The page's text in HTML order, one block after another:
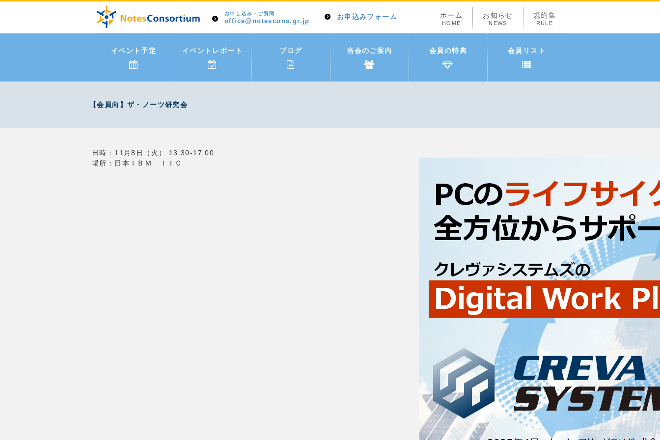
お申し込み・ご質問
office@notescons.gr.jp
お申込みフォーム ホーム
HOME
お知らせ
NEWS
規約集
RULE
イベント予定 イベントレポート ブログ 当会のご案内 会員の特典 会員リスト
【会員向】ザ・ノーツ研究会
日時：11月8日（火） 13:30-17:00
場所：日本ＩＢＭ ＩＩＣ